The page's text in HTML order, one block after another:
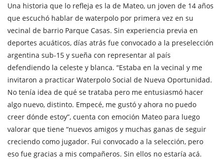
Una historia que lo refleja es la de Mateo, un joven de 14 años
que escuchó hablar de waterpolo por primera vez en su
vecinal de barrio Parque Casas. Sin experiencia previa en
deportes acuáticos, días atrás fue convocado a la preselección
argentina sub-15 y sueña con representar al país
defendiendo la celeste y blanca. “Estaba en la vecinal y me
invitaron a practicar Waterpolo Social de Nueva Oportunidad.
No tenía idea de qué se trataba pero me entusiasmó hacer
algo nuevo, distinto. Empecé, me gustó y ahora no puedo
creer dónde estoy”, cuenta con emoción Mateo para luego
valorar que tiene “nuevos amigos y muchas ganas de seguir
creciendo como jugador. Fui convocado a la selección, pero
eso fue gracias a mis compañeros. Sin ellos no estaría acá.